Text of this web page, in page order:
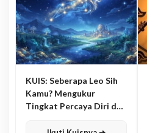
KUIS: Seberapa Leo Sih
Kamu? Mengukur
Tingkat Percaya Diri dan